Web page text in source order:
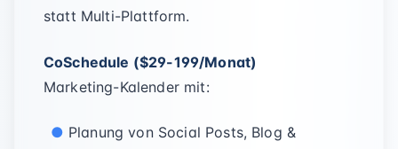
statt Multi-Plattform.
CoSchedule ($29-199/Monat)
Marketing-Kalender mit:
Planung von Social Posts, Blog &